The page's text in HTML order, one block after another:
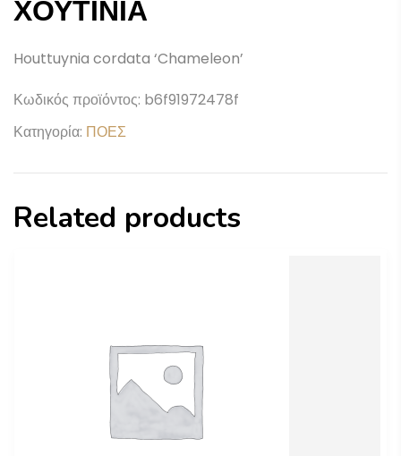
ΧΟΥΤΙΝΙΑ
Houttuynia cordata ‘Chameleon’
Κωδικός προϊόντος: b6f91972478f
Κατηγορία: ΠΟΕΣ
Related products